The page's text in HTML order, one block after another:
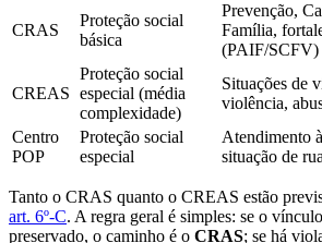
CRAS
Proteção social
básica
Prevenção,
Família,
(PAIF/SCFV)
CREAS
Proteção social
especial (média
complexidade)
Situações de
violência,
Centro
POP
Proteção social
especial
Atendimento
situação de rua
Tanto o CRAS quanto o CREAS estão
art. 6º-C. A regra geral é simples: se o
preservado, o caminho é o CRAS; se há